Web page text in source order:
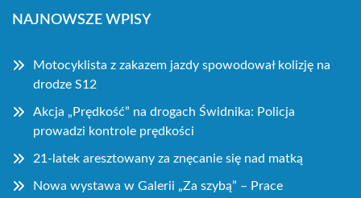
NAJNOWSZE WPISY
Motocyklista z zakazem jazdy spowodował kolizję na
drodze S12
Akcja „Prędkość” na drogach Świdnika: Policja
prowadzi kontrole prędkości
21-latek aresztowany za znęcanie się nad matką
Nowa wystawa w Galerii „Za szybą” – Prace